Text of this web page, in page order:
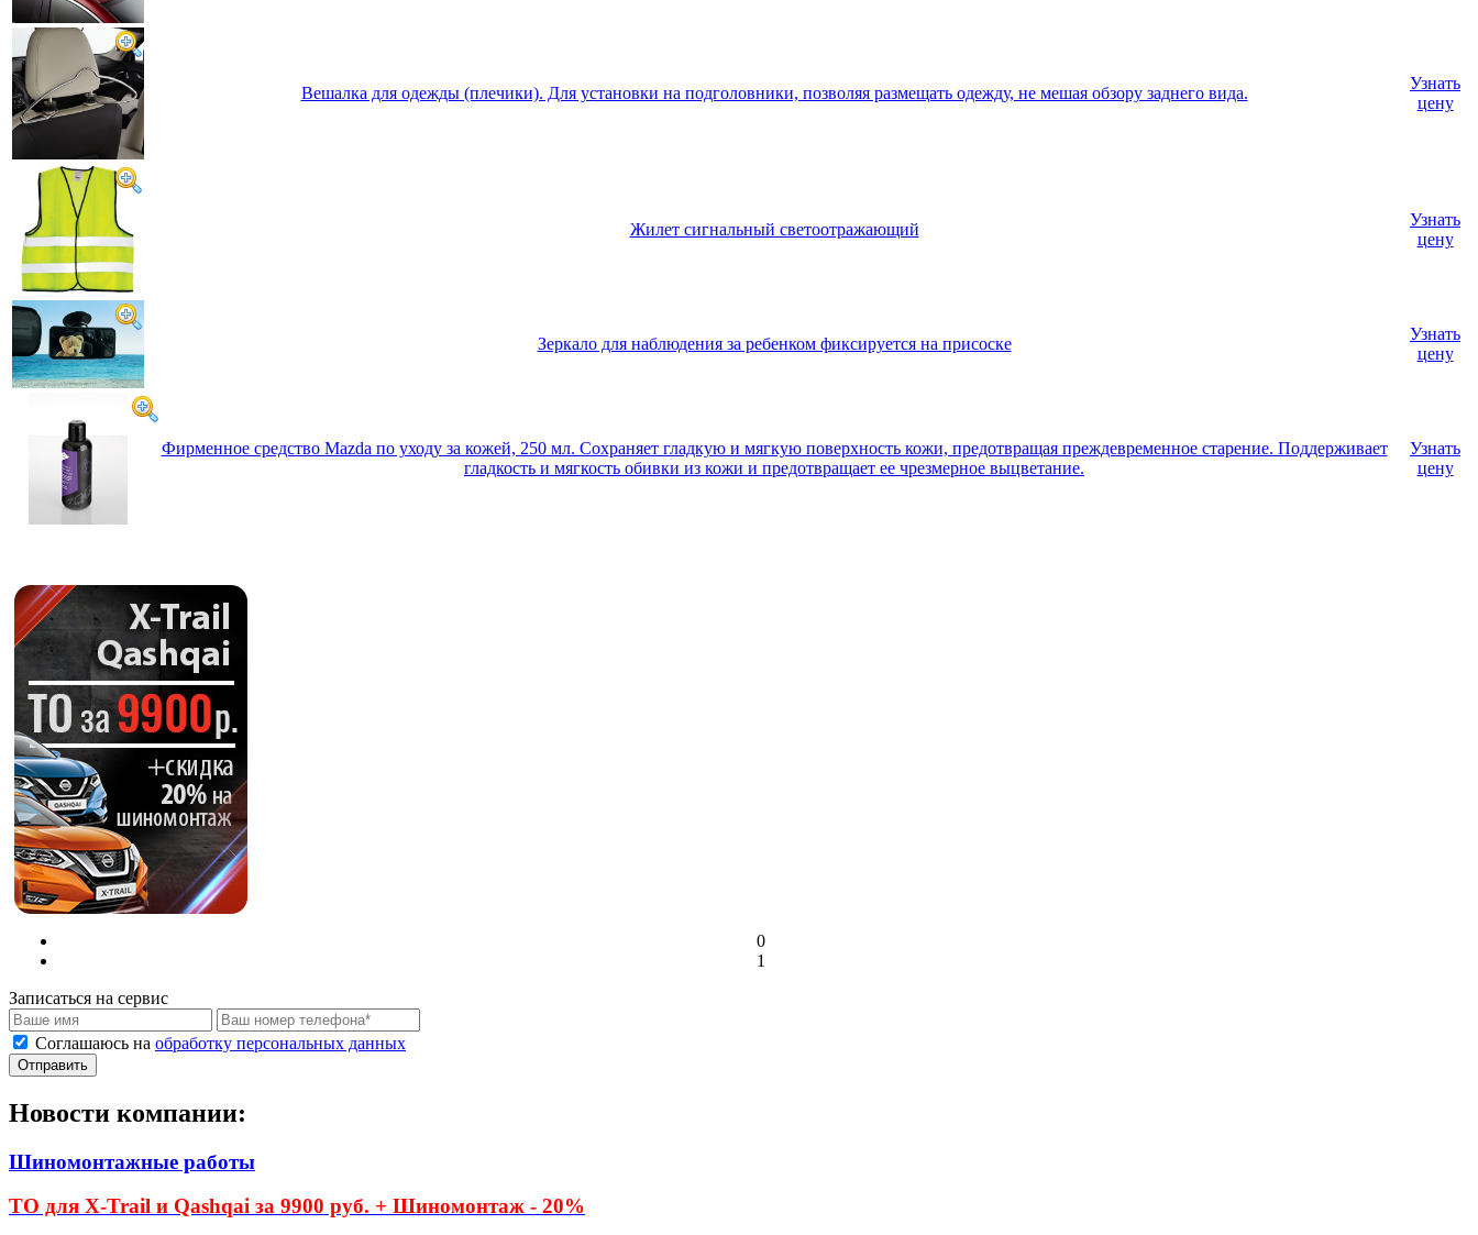
Вешалка для одежды (плечики). Для установки на подголовники, позволяя размещать одежду, не мешая обзору заднего вида.
Узнать
цену
Жилет сигнальный светоотражающий
Узнать
цену
Зеркало для наблюдения за ребенком фиксируется на присоске
Узнать
цену
Фирменное средство Mazda по уходу за кожей, 250 мл. Сохраняет гладкую и мягкую поверхность кожи, предотвращая преждевременное старение. Поддерживает
гладкость и мягкость обивки из кожи и предотвращает ее чрезмерное выцветание.
Узнать
цену
0
1
Записаться на сервис
Соглашаюсь на обработку персональных данных
Новости компании:
Шиномонтажные работы
ТО для X-Trail и Qashqai за 9900 руб. + Шиномонтаж - 20%